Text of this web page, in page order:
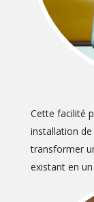
Cette facilité
installation
transformer
existant en